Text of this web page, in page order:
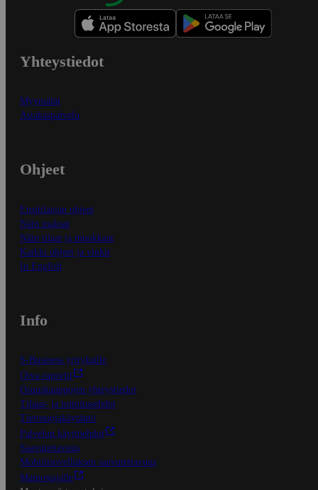
Yhteystiedot
Myymälät
Asiakaspalvelu
Ohjeet
Ensitilaajan ohjeet
Näin maksat
Näin tilaat ja muokkaat
Kaikki ohjeet ja vinkit
In English
Info
S-Business yrityksille
Oiva-raportit
Osuuskauppojen yhteystiedot
Tilaus- ja toimitusehdot
Tietosuojakäytäntö
Palvelun käyttöehdot
Saavutettavuus
Mobiilisovelluksen saavutettavuus
Mainostajalle